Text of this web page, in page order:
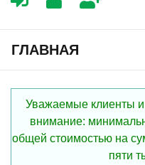
ГЛАВНАЯ
Уважаемые клиенты
внимание:
общей стоимостью на
пяти